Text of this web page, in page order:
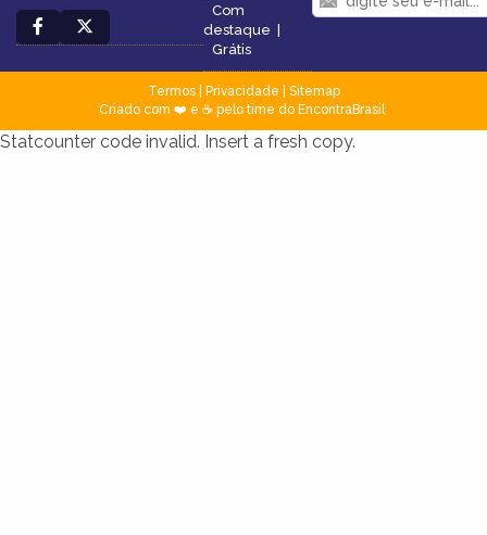
Com
destaque |
Grátis
Termos| Privacidade
Sitemap
Criado com ❤️ e ☕ pelo time do EncontraBrasil
Statcounter code invalid. Insert a fresh copy.